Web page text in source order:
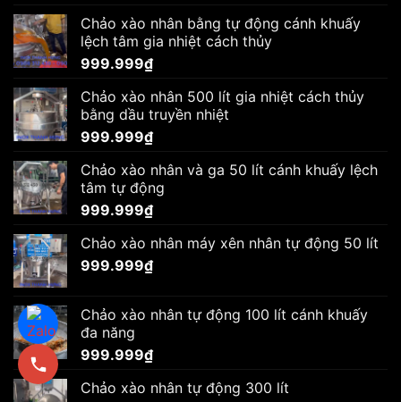
Chảo xào nhân bằng tự động cánh khuấy
lệch tâm gia nhiệt cách thủy
999.999₫
Chảo xào nhân 500 lít gia nhiệt cách thủy
bằng dầu truyền nhiệt
999.999₫
Chảo xào nhân và ga 50 lít cánh khuấy lệch
tâm tự động
999.999₫
Chảo xào nhân máy xên nhân tự động 50 lít
999.999₫
Chảo xào nhân tự động 100 lít cánh khuấy
đa năng
999.999₫
Chảo xào nhân tự động 300 lít